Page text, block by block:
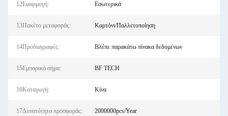
12Εφαρμογή: Εσωτερικά
13Πακέτο μεταφοράς: Καρτόνι/Παλλετοποίηση
14Προδιαγραφές: Βλέπε παρακάτω πίνακα δεδομένων
15Εμπορικό σήμα: BF TECH
16Καταγωγή: Κίνα
17Δυνατότητα προσφοράς: 2000000pcs/Year